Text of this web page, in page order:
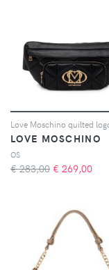
LOVE MOSCHINO
OS
€ 283,00 € 269,00